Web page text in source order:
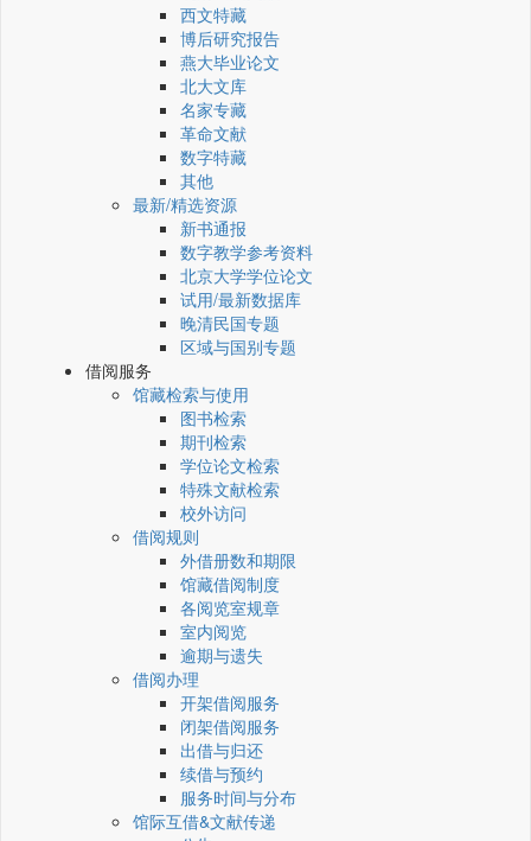
西文特藏
博后研究报告
燕大毕业论文
北大文库
名家专藏
革命文献
数字特藏
其他
最新/精选资源
新书通报
数字教学参考资料
北京大学学位论文
试用/最新数据库
晚清民国专题
区域与国别专题
借阅服务
馆藏检索与使用
图书检索
期刊检索
学位论文检索
特殊文献检索
校外访问
借阅规则
外借册数和期限
馆藏借阅制度
各阅览室规章
室内阅览
逾期与遗失
借阅办理
开架借阅服务
闭架借阅服务
出借与归还
续借与预约
服务时间与分布
馆际互借&文献传递